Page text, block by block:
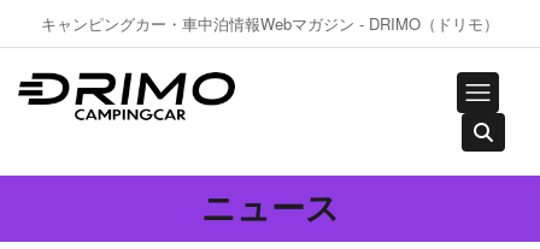
キャンピングカー・車中泊情報Webマガジン - DRIMO（ドリモ）
ニュース